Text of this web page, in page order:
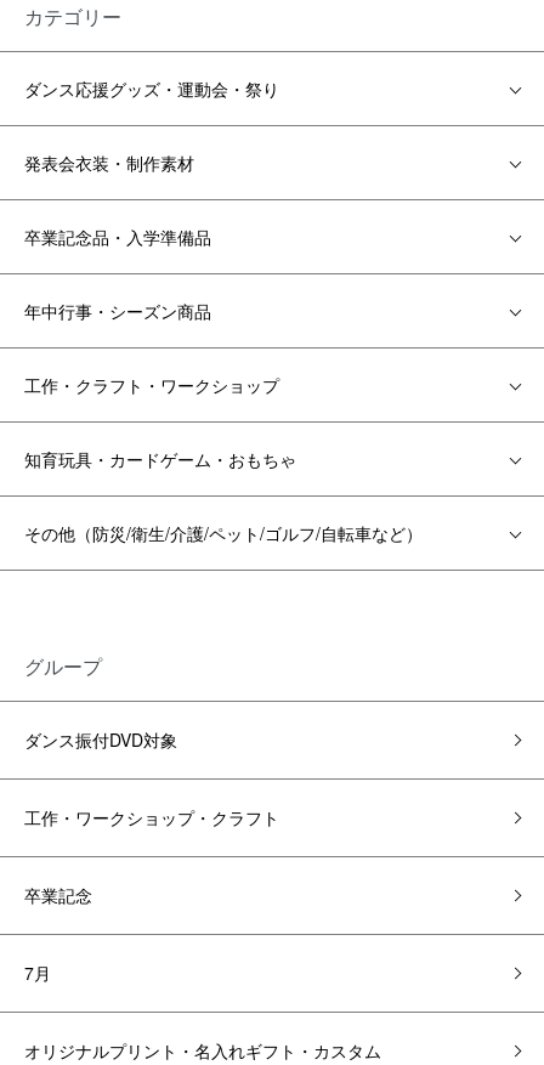
カテゴリー
ダンス応援グッズ・運動会・祭り
発表会衣装・制作素材
卒業記念品・入学準備品
年中行事・シーズン商品
工作・クラフト・ワークショップ
知育玩具・カードゲーム・おもちゃ
その他（防災/衛生/介護/ペット/ゴルフ/自転車など）
グループ
ダンス振付DVD対象
工作・ワークショップ・クラフト
卒業記念
7月
オリジナルプリント・名入れギフト・カスタム